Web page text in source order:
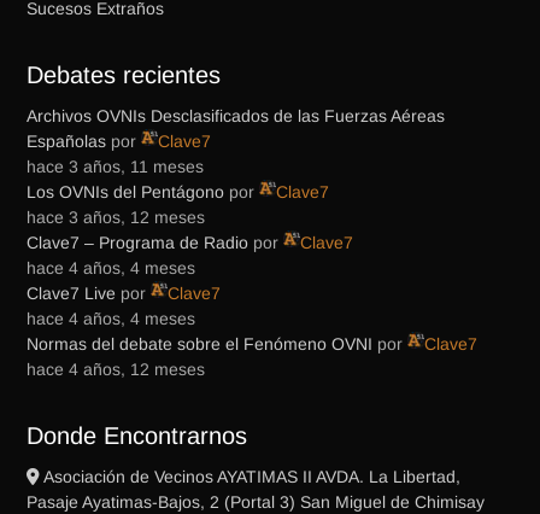
Sucesos Extraños
Debates recientes
Archivos OVNIs Desclasificados de las Fuerzas Aéreas
Españolas por
Clave7
hace 3 años, 11 meses
Los OVNIs del Pentágono por
Clave7
hace 3 años, 12 meses
Clave7 – Programa de Radio por
Clave7
hace 4 años, 4 meses
Clave7 Live por
Clave7
hace 4 años, 4 meses
Normas del debate sobre el Fenómeno OVNI por
Clave7
hace 4 años, 12 meses
Donde Encontrarnos
Asociación de Vecinos AYATIMAS II AVDA. La Libertad,
Pasaje Ayatimas-Bajos, 2 (Portal 3) San Miguel de Chimisay